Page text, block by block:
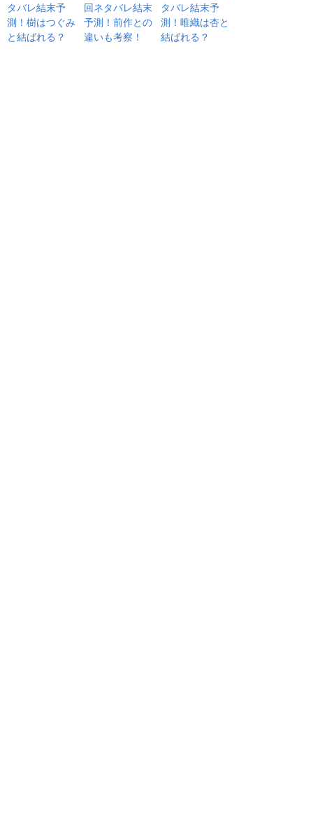
タバレ結末予
測！樹はつぐみ
と結ばれる？
回ネタバレ結末
予測！前作との
違いも考察！
タバレ結末予
測！唯織は杏と
結ばれる？